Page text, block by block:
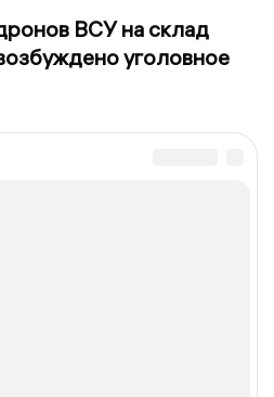
ВСУ на склад
уголовное